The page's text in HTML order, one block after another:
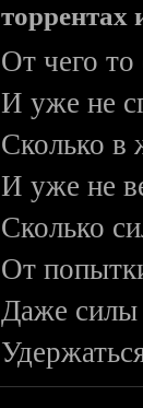
торрентах
От чего то
И уже не
Сколько в
И уже не
Сколько
От
Даже силы